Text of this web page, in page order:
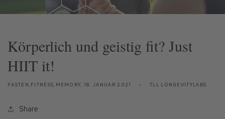
Körperlich und geistig fit? Just
HIIT it!
FASTEN,FITNESS,MEMORY, 18. JANUAR 2021 TLL LONGEVITYLABS
Share